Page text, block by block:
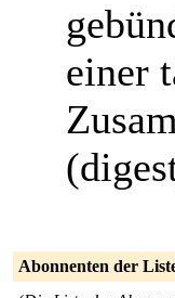
einer
Abonnenten der